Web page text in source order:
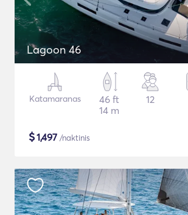
Lagoon 46
Katamaranas
46 ft
14 m
12
$1,497 /naktinis